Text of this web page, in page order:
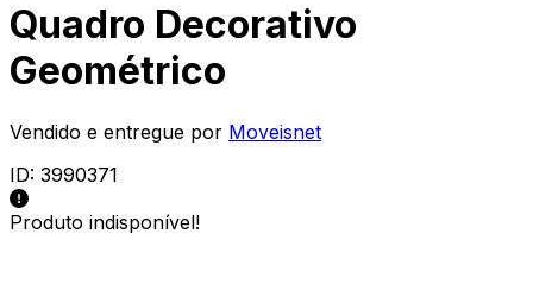
Quadro Decorativo
Geométrico
Vendido e entregue por Moveisnet
ID: 3990371
Produto indisponível!